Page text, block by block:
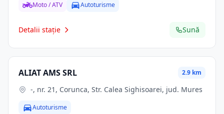
Moto / ATV Autoturisme
Detalii stație Sună
ALIAT AMS SRL 2.9 km
-, nr. 21, Corunca, Str. Calea Sighisoarei, jud. Mures
Autoturisme